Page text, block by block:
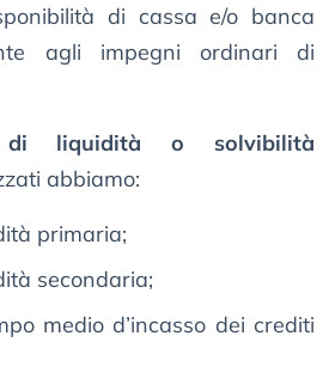
di cassa e/o banca
agli impegni ordinari di
liquidità o solvibilità
abbiamo:
primaria;
secondaria;
medio d’incasso dei crediti